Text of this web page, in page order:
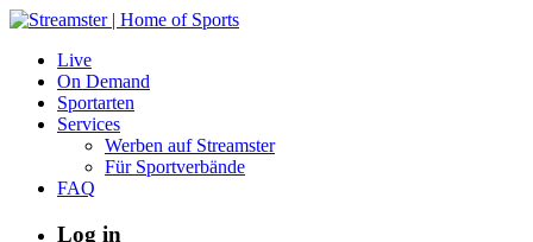
Live
On Demand
Sportarten
Services
Werben auf Streamster
Für Sportverbände
FAQ
Log in